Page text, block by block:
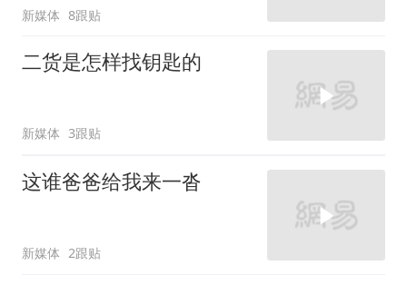
新媒体 8跟贴
二货是怎样找钥匙的
新媒体 3跟贴
这谁爸爸给我来一沓
新媒体 2跟贴